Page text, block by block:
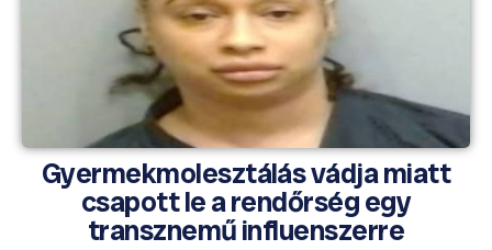
Gyermekmolesztálás vádja miatt
csapott le a rendőrség egy
transznemű influenszerre